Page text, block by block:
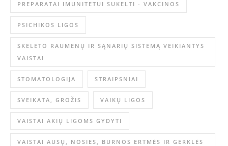
PREPARATAI IMUNITETUI SUKELTI - VAKCINOS
PSICHIKOS LIGOS
SKELETO RAUMENŲ IR SĄNARIŲ SISTEMĄ VEIKIANTYS
VAISTAI
STOMATOLOGIJA STRAIPSNIAI
SVEIKATA, GROŽIS VAIKŲ LIGOS
VAISTAI AKIŲ LIGOMS GYDYTI
VAISTAI AUSŲ, NOSIES, BURNOS ERTMĖS IR GERKLĖS